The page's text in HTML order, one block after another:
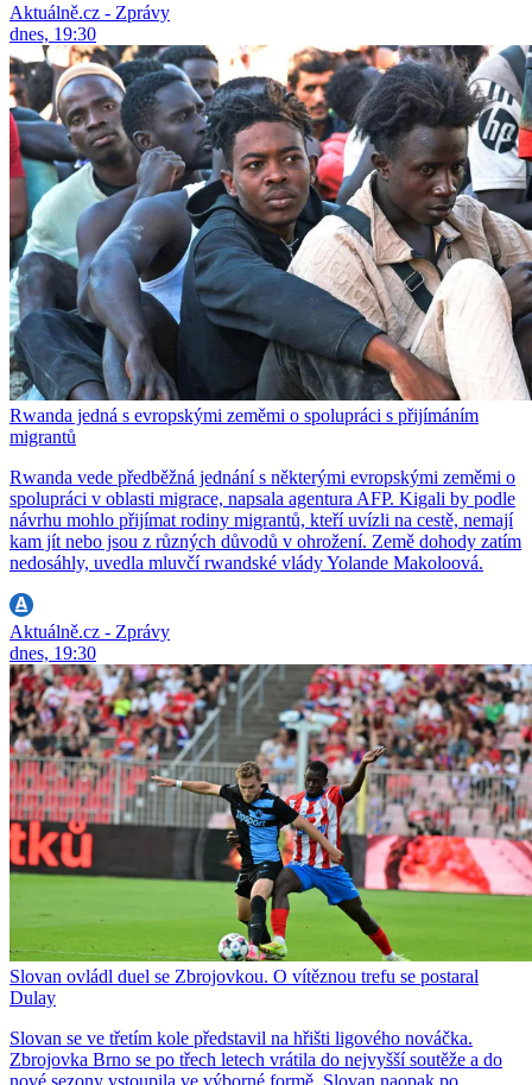
Aktuálně.cz - Zprávy
dnes, 19:30
Rwanda jedná s evropskými zeměmi o spolupráci s přijímáním
migrantů
Rwanda vede předběžná jednání s některými evropskými zeměmi o
spolupráci v oblasti migrace, napsala agentura AFP. Kigali by podle
návrhu mohlo přijímat rodiny migrantů, kteří uvízli na cestě, nemají
kam jít nebo jsou z různých důvodů v ohrožení. Země dohody zatím
nedosáhly, uvedla mluvčí rwandské vlády Yolande Makoloová.
Aktuálně.cz - Zprávy
dnes, 19:30
Slovan ovládl duel se Zbrojovkou. O vítěznou trefu se postaral
Dulay
Slovan se ve třetím kole představil na hřišti ligového nováčka.
Zbrojovka Brno se po třech letech vrátila do nejvyšší soutěže a do